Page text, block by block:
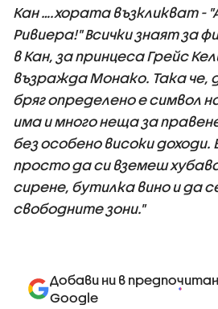
Кан ….хората възкликват -
Ривиера!" Всички знаят за
в Кан, за принцеса Грейс
възражда Монако. Така че,
бряг определено е символ
има и много неща за
без особено високи
просто да си вземеш
сирене, бутилка вино и да
свободните зони."
Добави ни в
Google